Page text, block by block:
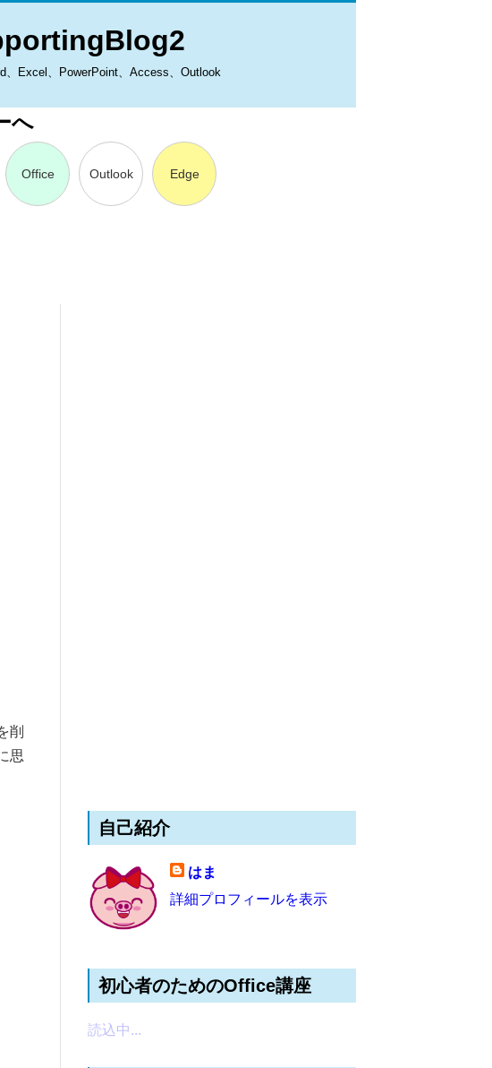
、Excel、PowerPoint、Access、Outlook
へ
Office Outlook Edge
削
思
自己紹介
はま
詳細プロフィールを表示
初心者のためのOffice講座
読込中...